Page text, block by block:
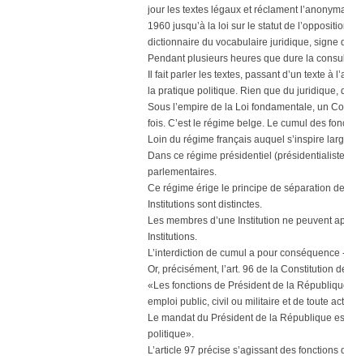
jour les textes légaux et réclament
1960 jusqu’à la loi sur le statut de
dictionnaire du vocabulaire juridique, signe
Pendant plusieurs heures que dure la
Il fait parler les textes, passant d’un texte
la pratique politique. Rien que du juridique,
Sous l’empire de la Loi fondamentale, un
fois. C’est le régime belge. Le cumul des
Loin du régime français auquel s’inspire
Dans ce régime présidentiel
parlementaires.
Ce régime érige le principe de séparation
Institutions sont distinctes.
Les membres d’une Institution ne peuvent
Institutions.
L’interdiction de cumul a pour
Or, précisément, l’art. 96 de la Constitution
«Les fonctions de Président de la
emploi public, civil ou militaire et de toute
Le mandat du Président de la République
politique».
L’article 97 précise s’agissant des